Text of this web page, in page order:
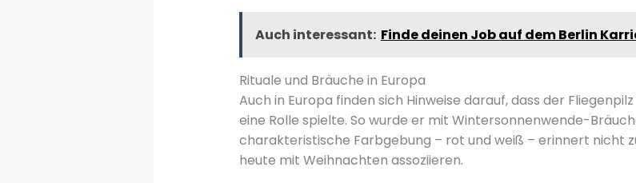
Auch interessant: Finde deinen Job auf dem Berlin
Rituale und Bräuche in Europa
Auch in Europa finden sich Hinweise darauf, dass der
eine Rolle spielte. So wurde er mit Wintersonnenwende-
charakteristische Farbgebung – rot und weiß – erinnert nicht
heute mit Weihnachten assoziieren.